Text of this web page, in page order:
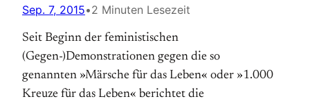
Sep. 7, 2015•2 Minuten Lesezeit
Seit Beginn der feministischen
(Gegen-)Demonstrationen gegen die so
genannten »Märsche für das Leben« oder »1.000
Kreuze für das Leben« berichtet die